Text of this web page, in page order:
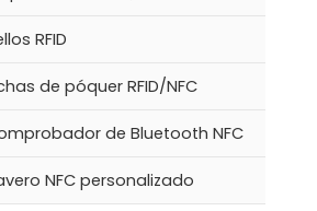
RFID
de póquer RFID/NFC
de Bluetooth NFC
NFC personalizado